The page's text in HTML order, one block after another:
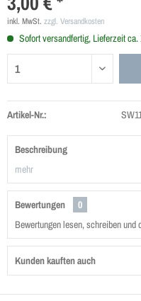
inkl. MwSt. zzgl. Versandkosten
Sofort versandfertig, Lieferzeit ca.
Artikel-Nr.:
Beschreibung
mehr
Bewertungen
0
Bewertungen lesen, schreiben und
Kunden kauften auch